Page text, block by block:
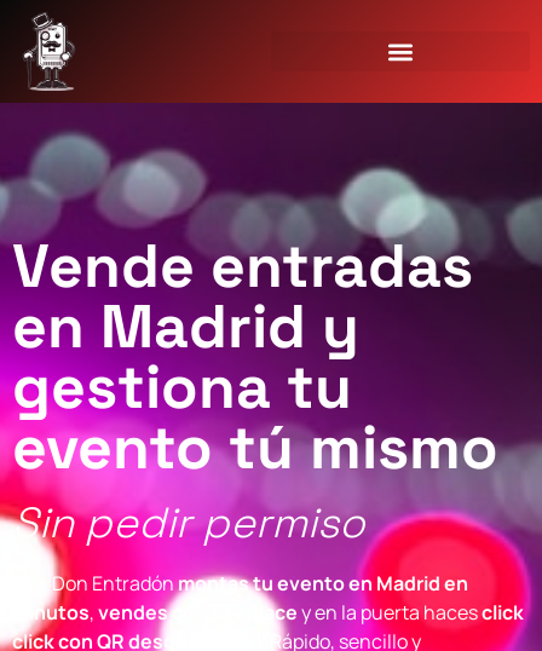
Vende entradas
en Madrid y
gestiona tu
evento tú mismo
Sin pedir permiso
Con Don Entradónmontas tu evento en Madrid en
minutos,vendes con tu enlacey en la puerta hacesclick
click con QR desde el móvil
. Rápido, sencillo y